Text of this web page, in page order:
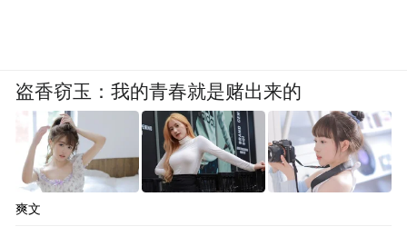
盗香窃玉：我的青春就是赌出来的
爽文